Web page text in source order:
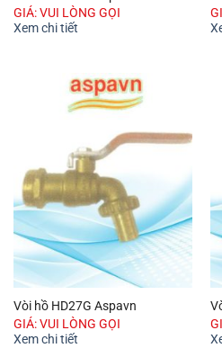
GIÁ: VUI LÒNG GỌI
Xem chi tiết
Vòi hồ HD27G Aspavn
GIÁ: VUI LÒNG GỌI
Xem chi tiết